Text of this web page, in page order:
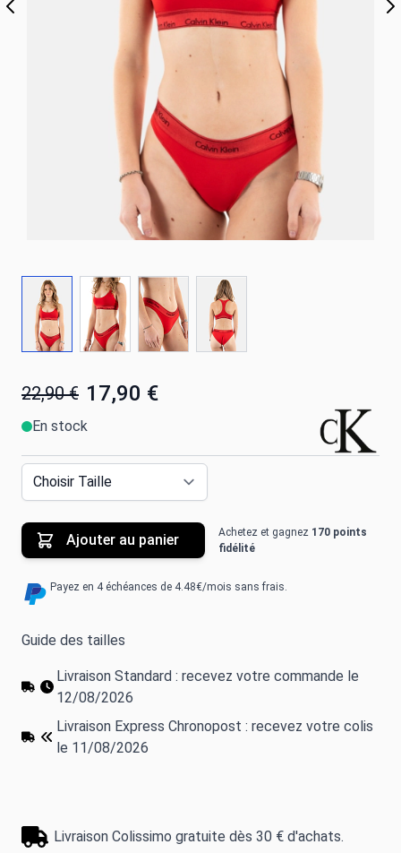
22,90 € 17,90 €
En stock
Ajouter au panier Achetez et gagnez 170 points
fidélité
Payez en 4 échéances de 4.48€/mois sans frais.
Guide des tailles
Livraison Standard : recevez votre commande le
12/08/2026
Livraison Express Chronopost : recevez votre colis
le 11/08/2026
Livraison Colissimo gratuite dès 30 € d'achats.